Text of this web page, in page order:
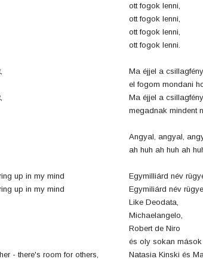
up in my mind
up in my mind
- there's room for others,
ott fogok lenni,
ott fogok lenni,
ott fogok lenni,
ott fogok lenni.
Ma éjjel a
el fogom mondani
Ma éjjel a
megadnak mindent
Angyal, angyal,
ah huh ah huh ah
Egymilliárd név
Egymiliárd név
Like Deodata,
Michaelangelo,
Robert de Niro
és oly sokan mások
Natasia Kinski és